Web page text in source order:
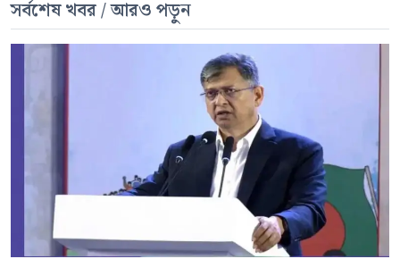
সর্বশেষ খবর / আরও পড়ুন